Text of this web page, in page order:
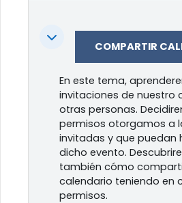
Colapsar COMPARTIR
En este tema,
invitaciones de nuestro
otras personas.
permisos otorgamos a
invitadas y que puedan
dicho evento.
también cómo
calendario teniendo en
permisos.